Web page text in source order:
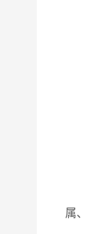
提
对
图
可
图
动
标
属
自